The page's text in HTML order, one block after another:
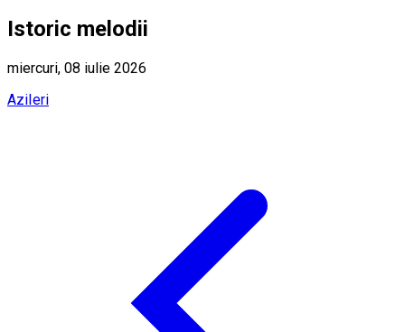
Istoric melodii
miercuri, 08 iulie 2026
AziIeri